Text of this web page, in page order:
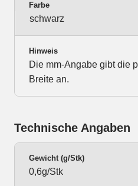
Farbe
schwarz
Hinweis
Die mm-Angabe gibt die
Breite an.
Technische Angaben
Gewicht (g/Stk)
0,6g/Stk